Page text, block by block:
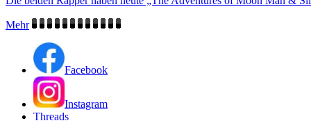
Mehr
Facebook
Instagram
Threads